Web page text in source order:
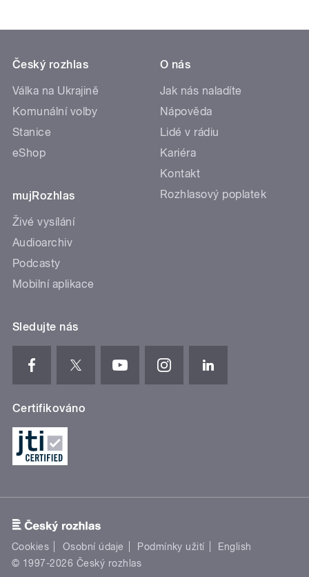
Český rozhlas
Válka na Ukrajině
Komunální volby
Stanice
eShop
mujRozhlas
Živé vysílání
Audioarchiv
Podcasty
Mobilní aplikace
O nás
Jak nás naladíte
Nápověda
Lidé v rádiu
Kariéra
Kontakt
Rozhlasový poplatek
Sledujte nás
Certifikováno
Cookies Osobní údaje Podmínky užití
English
© 1997-2026 Český rozhlas